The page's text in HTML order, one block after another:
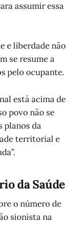
assumir essa
e liberdade não
se resume a
pelo ocupante.
está acima de
povo não se
planos da
territorial e
da Saúde
o número de
sionista na